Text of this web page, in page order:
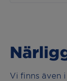
Vi finns även